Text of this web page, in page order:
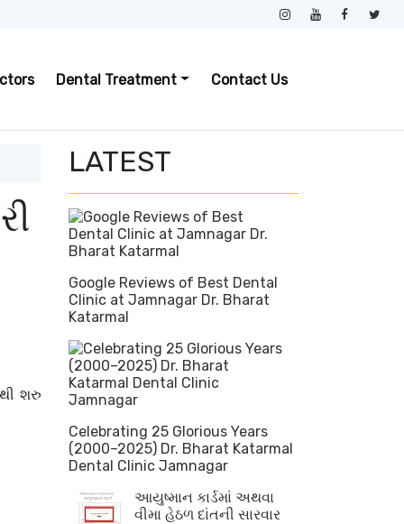
Dental Treatment Contact Us
શરુ
LATEST
Google Reviews of Best Dental
Clinic at Jamnagar Dr. Bharat
Katarmal
Celebrating 25 Glorious Years
(2000–2025) Dr. Bharat Katarmal
Dental Clinic Jamnagar
આયુષ્માન કાર્ડમાં અથવા
વીમા હેઠળ દાંતની સારવાર